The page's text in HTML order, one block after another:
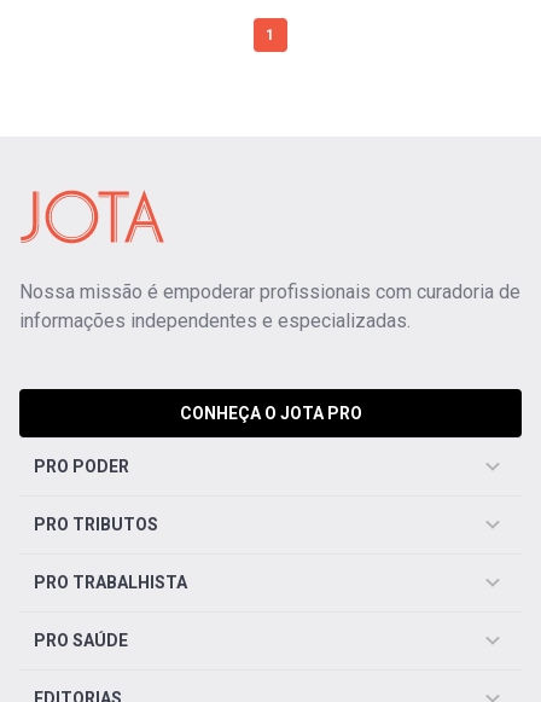
1
Nossa missão é empoderar profissionais com curadoria de
informações independentes e especializadas.
CONHEÇA O JOTA PRO
PRO PODER
PRO TRIBUTOS
PRO TRABALHISTA
PRO SAÚDE